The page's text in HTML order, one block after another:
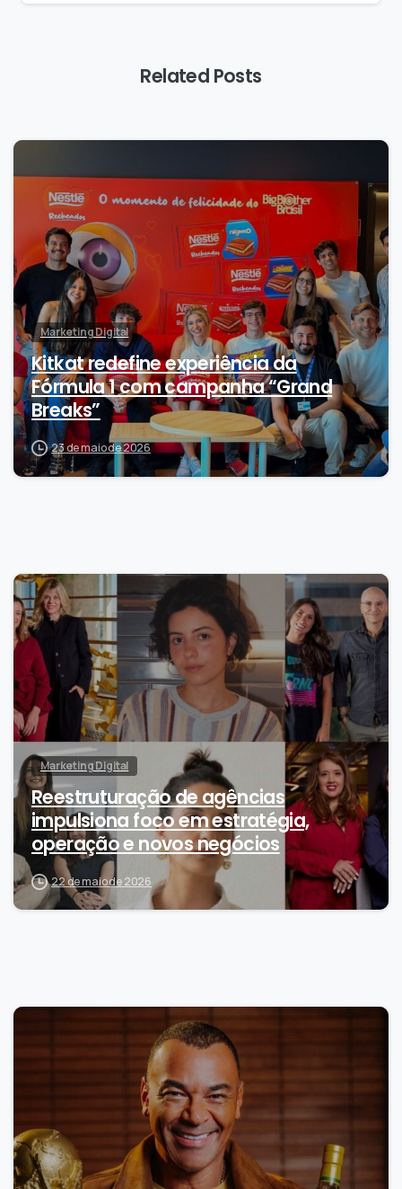
Related Posts
Marketing Digital
Kitkat redefine experiência da
Fórmula 1 com campanha “Grand
Breaks”
23 de maio de 2026
0
Marketing Digital
Reestruturação de agências
impulsiona foco em estratégia,
operação e novos negócios
22 de maio de 2026